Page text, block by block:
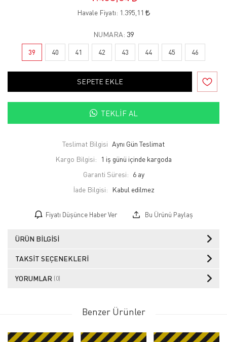
Havale Fiyatı: 1.395,11
NUMARA: 39
39 40 41 42 43 44 45 46
SEPETE EKLE
TEKLIF AL
Teslimat Bilgisi Aynı Gün Teslimat
Kargo Bilgisi:
1 iş günü içinde kargoda
Garanti Süresi: 6 ay
İade Bilgisi:
Fiyatı Düşünce Haber Ver Bu Ürünü Paylaş
ÜRÜN BILGISI
TAKSIT SEÇENEKLERI
YORUMLAR (0)
Benzer Ürünler